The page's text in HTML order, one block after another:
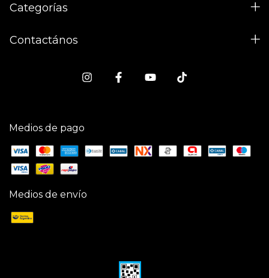
Categorías
Contactános
Medios de pago
Medios de envío